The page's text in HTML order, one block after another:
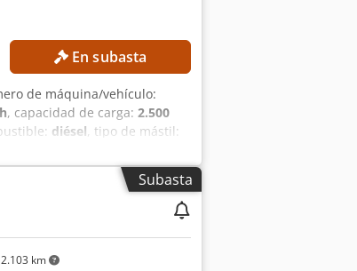
En subasta
de máquina/vehículo:
, capacidad de carga: 2.500
diésel , tipo de mástil:
la venta al precio de oferta
de gravedad de la carga: 500
mm Tipo de mástil: tríplex
superelástico, negro
70 % DETALLES DE
del motor: 45 kW Peso
con un solo pedal - 3 focos
Subasta
km